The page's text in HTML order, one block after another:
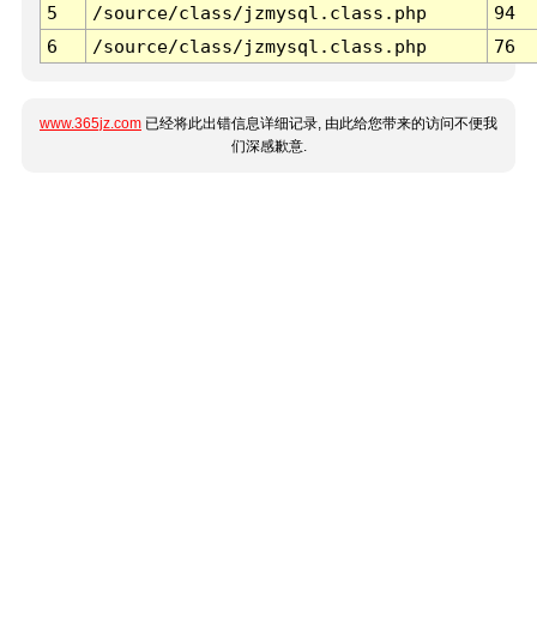
5
/source/class/jzmysql.class.php
94
6
/source/class/jzmysql.class.php 76
www.365jz.com 已经将此出错信息详细记录, 由此给您带来的访问不便我
们深感歉意.